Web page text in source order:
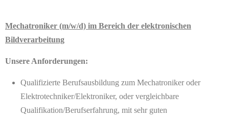
Mechatroniker (m/w/d) im Bereich der elektronischen
Bildverarbeitung
Unsere Anforderungen:
Qualifizierte Berufsausbildung zum Mechatroniker oder
Elektrotechniker/Elektroniker, oder vergleichbare
Qualifikation/Berufserfahrung, mit sehr guten